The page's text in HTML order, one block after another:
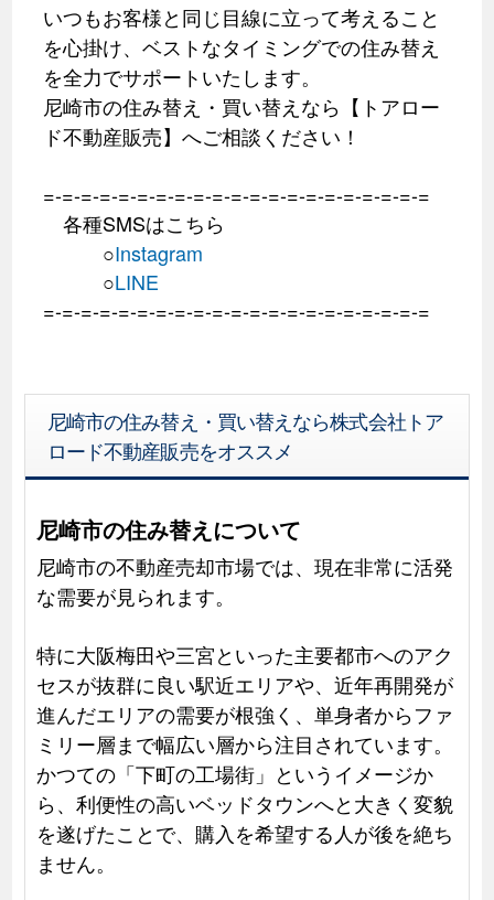
いつもお客様と同じ目線に立って考えること
を心掛け、ベストなタイミングでの住み替え
を全力でサポートいたします。
尼崎市の住み替え・買い替えなら【トアロー
ド不動産販売】へご相談ください！
=-=-=-=-=-=-=-=-=-=-=-=-=-=-=-=-=-=-=-=-=
各種SMSはこちら
○Instagram
○LINE
=-=-=-=-=-=-=-=-=-=-=-=-=-=-=-=-=-=-=-=-=
尼崎市の住み替え・買い替えなら株式会社トア
ロード不動産販売をオススメ
尼崎市の住み替えについて
尼崎市の不動産売却市場では、現在非常に活発
な需要が見られます。
特に大阪梅田や三宮といった主要都市へのアク
セスが抜群に良い駅近エリアや、近年再開発が
進んだエリアの需要が根強く、単身者からファ
ミリー層まで幅広い層から注目されています。
かつての「下町の工場街」というイメージか
ら、利便性の高いベッドタウンへと大きく変貌
を遂げたことで、購入を希望する人が後を絶ち
ません。